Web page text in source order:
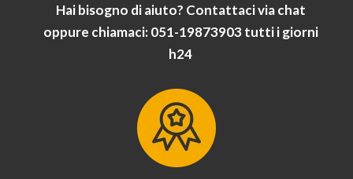
Hai bisogno di aiuto? Contattaci via chat
oppure chiamaci: 051-19873903 tutti i giorni
h24